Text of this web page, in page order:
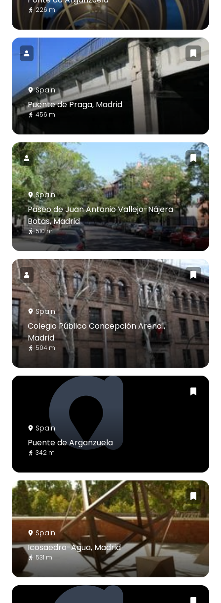
226 m
Spain
Puente de Praga, Madrid
456 m
Spain
Paseo de Juan Antonio Vallejo-Nájera
Botas, Madrid
510 m
Spain
Colegio Público Concepción Arenal,
Madrid
504 m
Spain
Puente de Arganzuela
342 m
Spain
Icosaedro-Agua, Madrid
531 m